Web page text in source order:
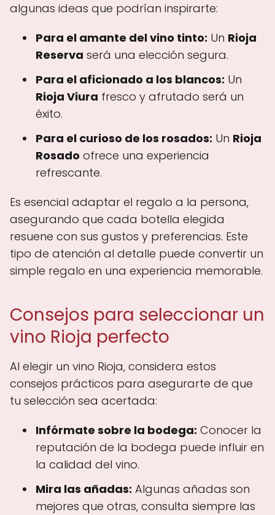
algunas ideas que podrían inspirarte:
Para el amante del vino tinto: Un Rioja
Reserva será una elección segura.
Para el aficionado a los blancos: Un
Rioja Viura fresco y afrutado será un
éxito.
Para el curioso de los rosados: Un Rioja
Rosado ofrece una experiencia
refrescante.
Es esencial adaptar el regalo a la persona,
asegurando que cada botella elegida
resuene con sus gustos y preferencias. Este
tipo de atención al detalle puede convertir un
simple regalo en una experiencia memorable.
Consejos para seleccionar un
vino Rioja perfecto
Al elegir un vino Rioja, considera estos
consejos prácticos para asegurarte de que
tu selección sea acertada:
Infórmate sobre la bodega: Conocer la
reputación de la bodega puede influir en
la calidad del vino.
Mira las añadas: Algunas añadas son
mejores que otras, consulta siempre las